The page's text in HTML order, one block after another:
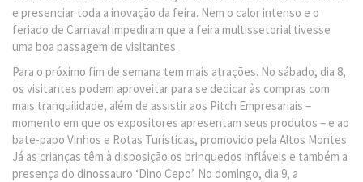
e presenciar toda a inovação da feira. Nem o calor intenso e o
feriado de Carnaval impediram que a feira multissetorial tivesse
uma boa passagem de visitantes.
Para o próximo fim de semana tem mais atrações. No sábado, dia 8,
os visitantes podem aproveitar para se dedicar às compras com
mais tranquilidade, além de assistir aos Pitch Empresariais –
momento em que os expositores apresentam seus produtos – e ao
bate-papo Vinhos e Rotas Turísticas, promovido pela Altos Montes.
Já as crianças têm à disposição os brinquedos infláveis e também a
presença do dinossauro ‘Dino Cepo’. No domingo, dia 9, a